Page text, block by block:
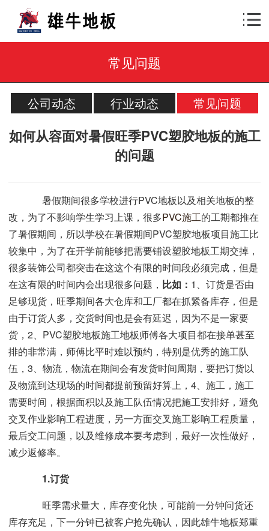
常见问题
公司动态 行业动态 常见问题
如何从容面对暑假旺季PVC塑胶地板的施工
的问题
暑假期间很多学校进行PVC地板以及相关地板的整
改，为了不影响学生学习上课，很多PVC施工的工期都推在
了暑假期间，所以学校在暑假期间PVC塑胶地板项目施工比
较集中，为了在开学前能够把需要铺设塑胶地板工期交掉，
很多装饰公司都突击在这这个有限的时间段必须完成，但是
在这有限的时间内会出现很多问题， 比如： 1、订货是否由
足够现货，旺季期间各大仓库和工厂都在抓紧备库存，但是
由于订货人多，交货时间也是会有延迟，因为不是一家要
货，2、PVC塑胶地板施工地板师傅各大项目都在接单甚至
排的非常满，师傅比平时难以预约，特别是优秀的施工队
伍，3、物流，物流在期间会有发货时间周期，要把订货以
及物流到达现场的时间都提前预留好算上，4、施工，施工
需要时间，根据面积以及施工队伍情况把施工安排好，避免
交叉作业影响工程进度，另一方面交叉施工影响工程质量，
最后交工问题，以及维修成本要考虑到，最好一次性做好，
减少返修率。
1.订货
旺季需求量大，库存变化快，可能前一分钟问货还
库存充足，下一分钟已被客户抢先确认，因此雄牛地板郑重